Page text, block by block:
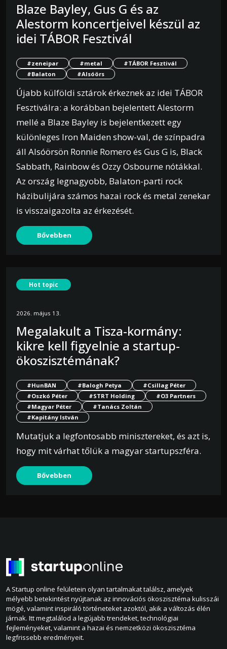
Blaze Bayley, Gus G és az
Alestorm koncertjeivel készül az
idei TÁBOR Fesztivál
#zeneipar #metal
#TÁBOR Fesztivál
#Balaton
#Alsóörs
Újabb külföldi sztárok érkeznek az idei TÁBOR
Fesztiválra: a korábban bejelentett Alestorm
mellé a Blaze Bayley is bejelentkezett egy
különleges Iron Maiden show-val, de színpadra
áll Alsóörsön Ronnie Romero és Gus G is, Black
Sabbath, Rainbow és Ozzy Osbourne nótákkal.
Az ország legnagyobb, Balaton-parti rock
házibulijára számos hazai rock és metal zenekar
is visszaigazolta az érkezését.
Bővebben
Hot topic
2026. május 13.
Megalakult a Tisza-kormány:
kikre kell figyelnie a startup-
ökoszisztémának?
#HunBAN #Balogh Petya
#Csillag Péter
#Oszkó Péter
#STRT Holding
#O3 Partners
#Magyar Péter
#Tanács Zoltán
#Kapitány István
Mutatjuk a legfontosabb minisztereket, és azt is,
hogy mit várhat tőlük a magyar startupszféra.
Bővebben
A Startup online felületein olyan tartalmakat találsz, amelyek
mélyebb betekintést nyújtanak az innovációs ökoszisztéma kulisszái
mögé, valamint inspiráló történeteket azoktól, akik a változás élén
járnak. Itt megtalálod a legújabb trendeket, technológiai
fejleményeket, valamint a hazai és nemzetközi ökoszisztéma
legfrissebb eredményeit.